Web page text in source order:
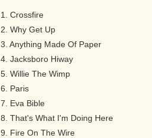
1. Crossfire
2. Why Get Up
3. Anything Made Of Paper
4. Jacksboro Hiway
5. Willie The Wimp
6. Paris
7. Eva Bible
8. That's What I'm Doing Here
9. Fire On The Wire